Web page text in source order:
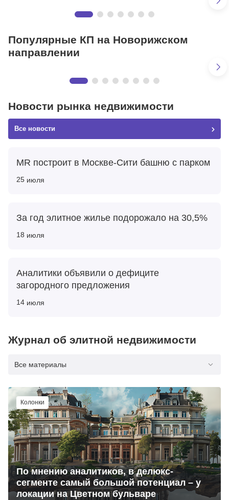
Николино
70 объектов
Популярные КП на Новорижском
направлении
Агаларов Эстейт | Agalarov Estate
85 объектов
Новости рынка недвижимости
Все новости
25 июля
MR построит в Москве-Сити башню с парком
18 июля
За год элитное жилье подорожало на 30,5%
14 июля
Аналитики объявили о дефиците
загородного предложения
Журнал об элитной недвижимости
Все материалы
Колонки
По мнению аналитиков, в делюкс-
сегменте самый большой потенциал – у
локации на Цветном бульваре